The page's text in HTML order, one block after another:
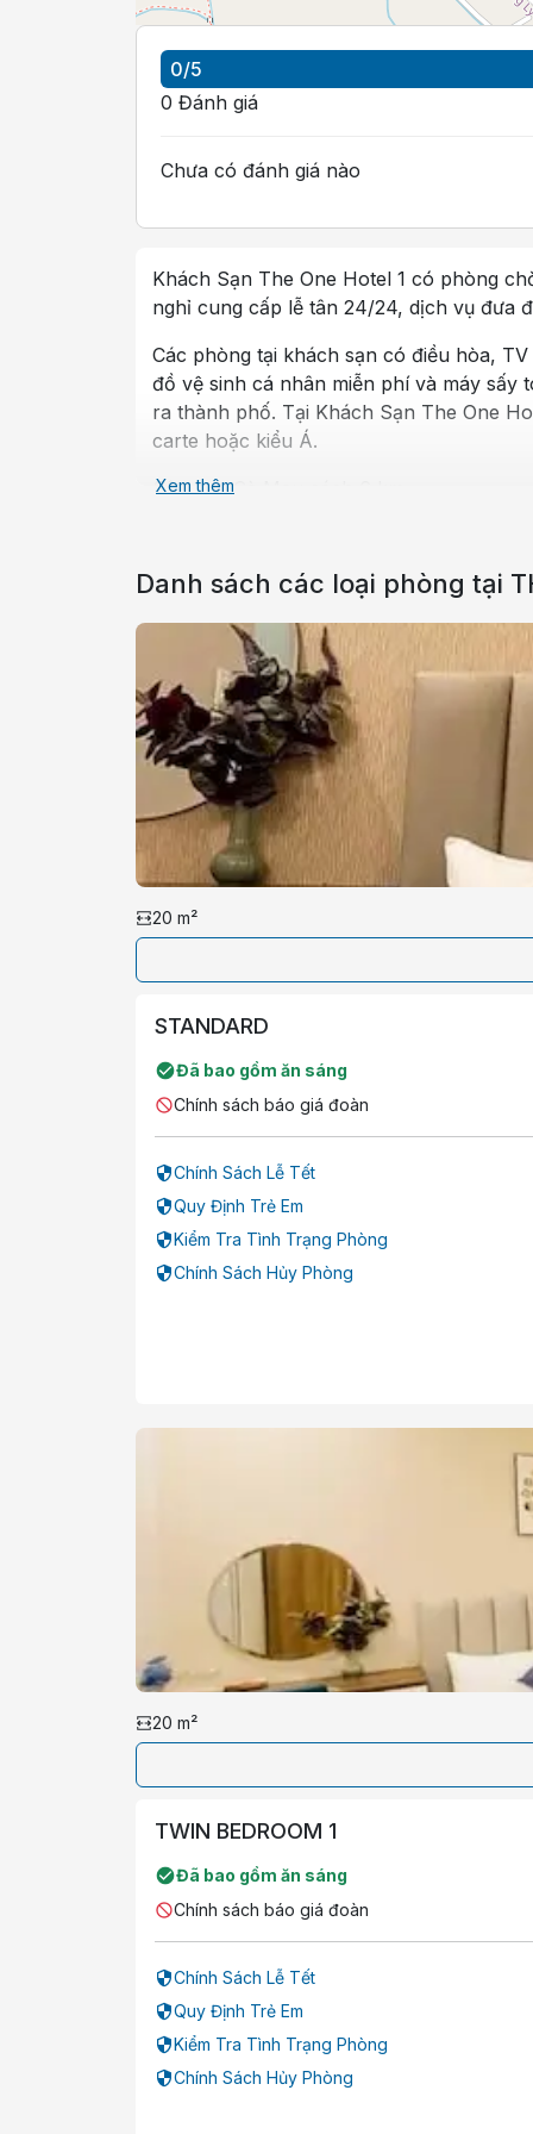
0/5
0 Đánh giá
Chưa có đánh giá nào
Khách Sạn The One Hotel 1 có phòng
nghỉ cung cấp lễ tân 24/24, dịch vụ đưa
Các phòng tại khách sạn có điều hòa,
đồ vệ sinh cá nhân miễn phí và máy
ra thành phố. Tại Khách Sạn The One
carte hoặc kiểu Á.
Sân bay Cà Mau cách 6 km.
Xem thêm
Danh sách các loại phòng tại
20 m²
STANDARD
Đã bao gồm ăn sáng
Chính sách báo giá đoàn
Chính Sách Lễ Tết
Quy Định Trẻ Em
Kiểm Tra Tình Trạng Phòng
Chính Sách Hủy Phòng
20 m²
TWIN BEDROOM 1
Đã bao gồm ăn sáng
Chính sách báo giá đoàn
Chính Sách Lễ Tết
Quy Định Trẻ Em
Kiểm Tra Tình Trạng Phòng
Chính Sách Hủy Phòng